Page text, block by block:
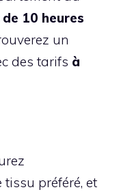
de 10 heures
un
des tarifs à
tissu préféré, et